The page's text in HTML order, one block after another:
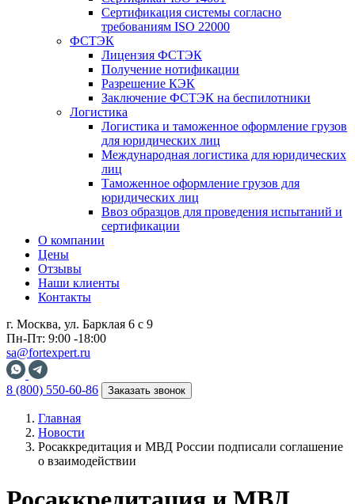
Сертификация системы согласно
требованиям ISO 22000
ФСТЭК
Лицензия ФСТЭК
Получение нотификации
Разрешение КЭК
Заключение ФСТЭК на беспилотники
Логистика
Логистика и таможенное оформление грузов
для юридических лиц
Международная логистика для юридических
лиц
Таможенное оформление грузов для
юридических лиц
Ввоз образцов для проведения испытаний и
сертификации
О компании
Цены
Отзывы
Наши клиенты
Контакты
г. Москва, ул. Барклая 6 с 9
Пн-Пт: 9:00 -18:00
sa@fortexpert.ru
8 (800) 550-60-86 Заказать звонок
Главная
Новости
Росаккредитация и МВД России подписали соглашение
о взаимодействии